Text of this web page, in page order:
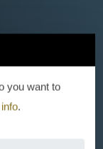
you want to
.